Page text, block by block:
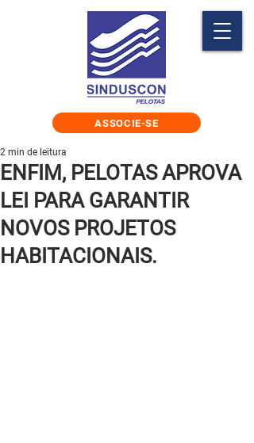
ASSOCIE-SE
ENFIM, PELOTAS APROVA
LEI PARA GARANTIR
NOVOS PROJETOS
HABITACIONAIS.
2 min de leitura